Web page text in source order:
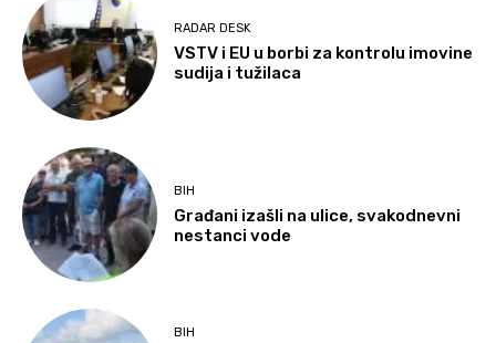
RADAR DESK
VSTV i EU u borbi za kontrolu imovine
sudija i tužilaca
BIH
Građani izašli na ulice, svakodnevni
nestanci vode
BIH